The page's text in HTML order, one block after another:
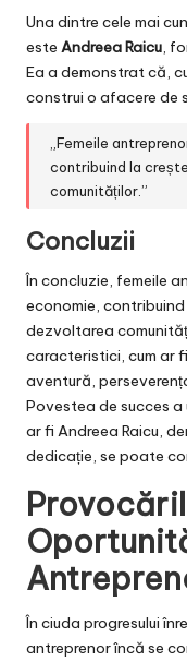
Una dintre cele mai
este Andreea Raicu,
Ea a demonstrat că,
construi o afacere de
„Femeile
contribuind la
comunităților.”
Concluzii
În concluzie, femeile
economie,
dezvoltarea
caracteristici, cum ar
aventură,
Povestea de succes a
ar fi Andreea Raicu,
dedicație, se poate
În ciuda progresului
antreprenor încă se